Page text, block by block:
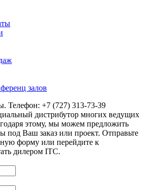
залов
Телефон: +7 (727) 313-73-39
дистрибутор многих ведущих
этому, мы можем предложить
Ваш заказ или проект. Отправьте
форму или перейдите к
дилером ITC.